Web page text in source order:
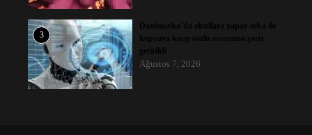
3
Danimarka’da okullara yapay zeka ile
kopyaya karşı sözlü savunma şartı
getirildi
Ağustos 7, 2026